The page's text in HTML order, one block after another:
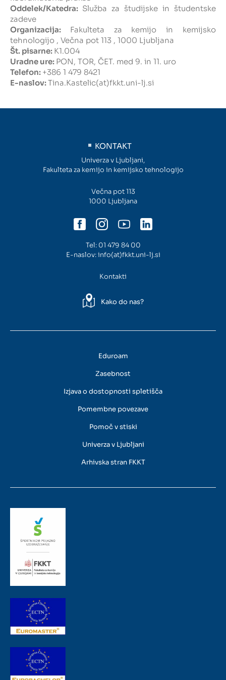
Webmail
Center za raziskave vode UL
SL
Oddelek/Katedra: Služba za študijske in študentske
zadeve
Organizacija: Fakulteta za kemijo in kemijsko
tehnologijo , Večna pot 113 , 1000 Ljubljana
Št. pisarne: K1.004
Uradne ure: PON, TOR, ČET. med 9. in 11. uro
Telefon: +386 1 479 8421
E-naslov:Tina.Kastelic(at)fkkt.uni-lj.si
KONTAKT
Univerza v Ljubljani,
Fakulteta za kemijo in kemijsko tehnologijo
Večna pot 113
1000 Ljubljana
Tel: 01 479 84 00
E-naslov:info(at)fkkt.uni-lj.si
Kontakti
Kako do nas?
Eduroam
Zasebnost
Izjava o dostopnosti spletišča
Pomembne povezave
Pomoč v stiski
Univerza v Ljubljani
Arhivska stran FKKT